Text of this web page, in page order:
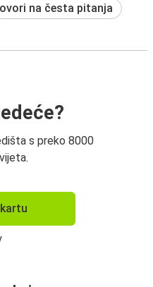
na česta pitanja
s preko 8000